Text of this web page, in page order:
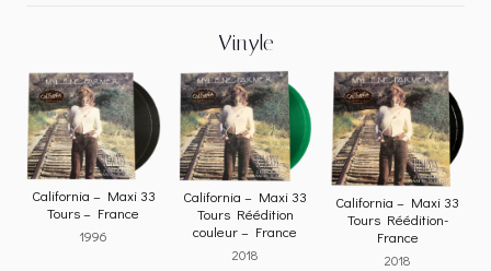
Vinyle
California – Maxi 33
Tours – France
1996
California – Maxi 33
Tours Réédition
couleur – France
2018
California – Maxi 33
Tours Réédition-
France
2018